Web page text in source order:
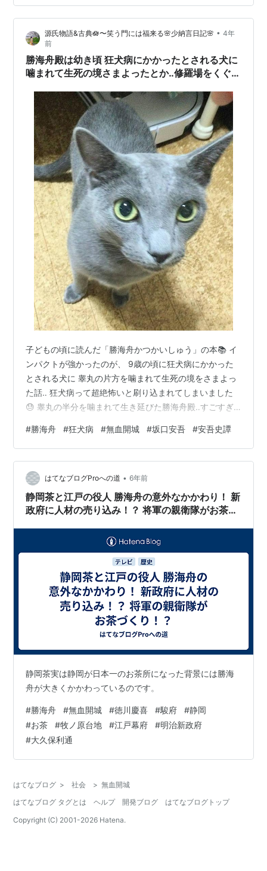
源氏物語&古典🪷〜笑う門には福来る🌸少納言日記🌸 • 4年
前
勝海舟殿は幼き頃 狂犬病にかかったとされる犬に
噛まれて生死の境さまよったとか‥修羅場をくぐっ
子どもの頃に読んだ「勝海舟かつかいしゅう」の本📚 イ
ンパクトが強かったのが、 9歳の頃に狂犬病にかかった
とされる犬に 睾丸の片方を噛まれて生死の境をさまよっ
た話‥ 狂犬病って超絶怖いと刷り込まれてしまいました
😓 睾丸の半分を噛まれて生き延びた勝海舟殿‥すごすぎ
が‥😭 とはいえ、狂犬病撲滅のために力を注いだ先人の
おかげで命を落とす人もいない日本✨ 毎年、狂犬病の予
防注射をそれぞれが受けることの重要性を改めて感じま
す🙏 勝海舟殿の1番の功績は、江戸城無血開城と思います
🏯 鳥羽・伏見の戦で敗れた徳川方、戦い続ければ江戸は
火の海になってしまうと…
#勝海舟 #狂犬病 #無血開城 #坂口安吾 #安吾史譚
はてなブログProへの道 • 6年前
静岡茶と江戸の役人 勝海舟の意外なかかわり！ 新
政府に人材の売り込み！？ 将軍の親衛隊がお茶づ
静岡茶実は静岡が日本一のお茶所になった背景には勝海
舟が大きくかかわっているのです。
#勝海舟 #無血開城 #徳川慶喜 #駿府 #静岡
#お茶 #牧ノ原台地 #江戸幕府 #明治新政府
#大久保利通
はてなブログ > 社会 > 無血開城
はてなブログ タグとは
ヘルプ 開発ブログ
はてなブログトップ
Copyright (C) 2001-2026 Hatena.